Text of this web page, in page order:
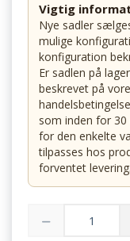
Vigtig
Nye sadler
mulige
konfiguration
Er sadlen på
beskrevet på
som inden for
for den enkelte
tilpasses hos
forventet levering.